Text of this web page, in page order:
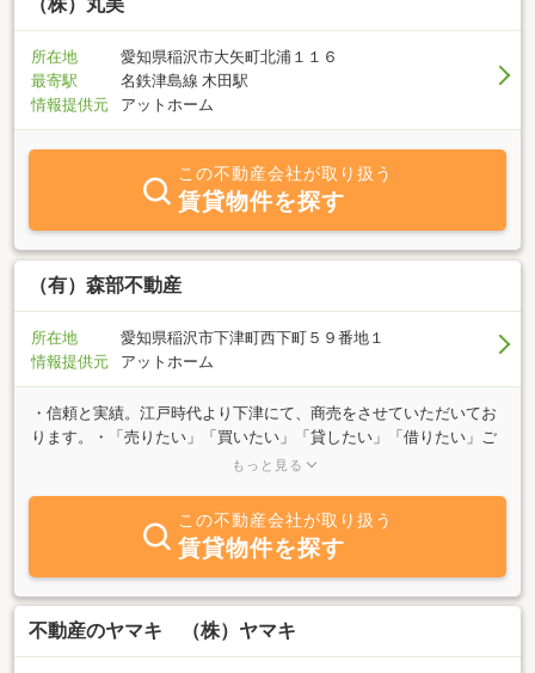
所在地
愛知県稲沢市大矢町北浦１１６
最寄駅
名鉄津島線 木田駅
情報提供元
アットホーム
この不動産会社が取り扱う
賃貸物件を探す
（有）森部不動産
所在地
愛知県稲沢市下津町西下町５９番地１
情報提供元
アットホーム
・信頼と実績。江戸時代より下津にて、商売をさせていただいてお
ります。・「売りたい」「買いたい」「貸したい」「借りたい」ご
希望をご相談下さい。・農地売買、農地から事業用地への活用のご
売もしております。・事前のご相談にて、営業時間外の対応もさせ
ていただきます。お仕事前、お仕事帰りにご利用ください。＜営業
日＞月～土 9：00～19：00 ＜休業日＞日・祝日、GW、夏季休業
日、年末年始 （長期休業日はこちらの画面にて告知）
もっと見る
この不動産会社が取り扱う
賃貸物件を探す
不動産のヤマキ （株）ヤマキ